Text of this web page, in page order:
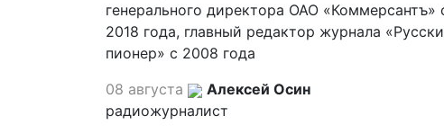
генерального директора ОАО «Коммерсантъ»
2018 года, главный редактор журнала
пионер» с 2008 года
08 августа
Алексей Осин
радиожурналист